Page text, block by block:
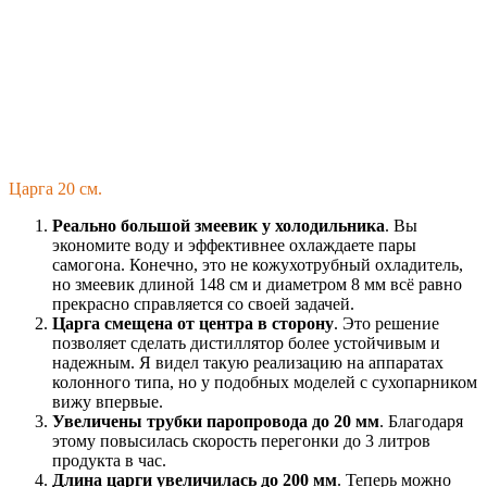
Царга 20 см.
Реально большой змеевик у холодильника. Вы
экономите воду и эффективнее охлаждаете пары
самогона. Конечно, это не кожухотрубный охладитель,
но змеевик длиной 148 см и диаметром 8 мм всё равно
прекрасно справляется со своей задачей.
Царга смещена от центра в сторону. Это решение
позволяет сделать дистиллятор более устойчивым и
надежным. Я видел такую реализацию на аппаратах
колонного типа, но у подобных моделей с сухопарником
вижу впервые.
Увеличены трубки паропровода до 20 мм. Благодаря
этому повысилась скорость перегонки до 3 литров
продукта в час.
Длина царги увеличилась до 200 мм. Теперь можно